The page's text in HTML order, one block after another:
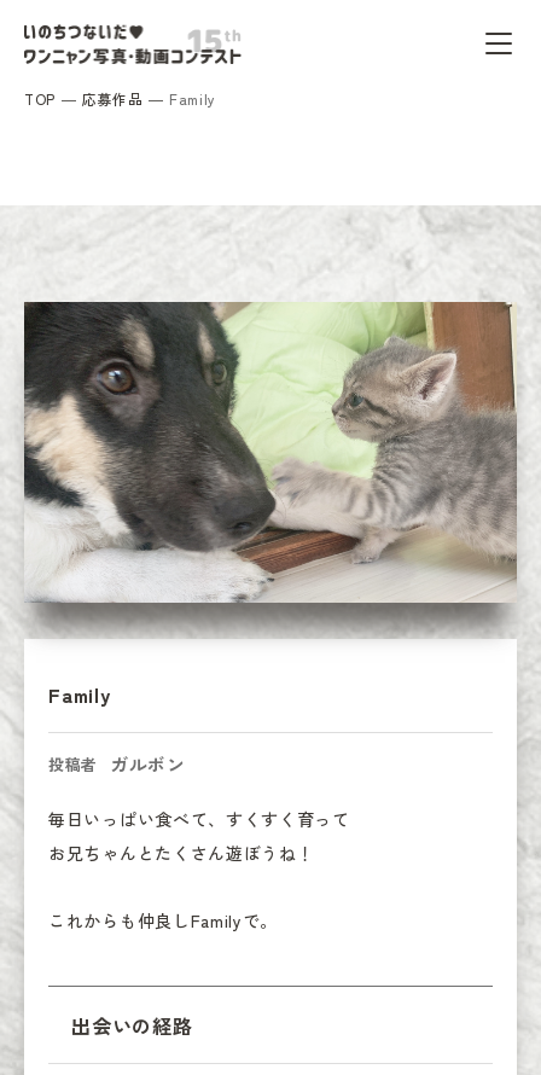
TOP 応募作品 Family
Family
投稿者 ガルボン
毎日いっぱい食べて、すくすく育って
お兄ちゃんとたくさん遊ぼうね！
これからも仲良しFamilyで。
出会いの経路